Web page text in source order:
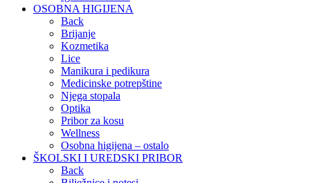
OSOBNA HIGIJENA
Back
Brijanje
Kozmetika
Lice
Manikura i pedikura
Medicinske potrepštine
Njega stopala
Optika
Pribor za kosu
Wellness
Osobna higijena – ostalo
ŠKOLSKI I UREDSKI PRIBOR
Back